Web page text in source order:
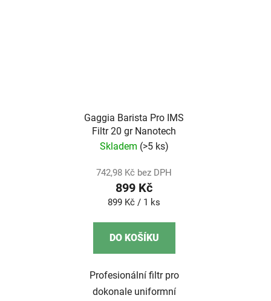
Gaggia Barista Pro IMS
Filtr 20 gr Nanotech
Skladem (>5 ks)
742,98 Kč bez DPH
899 Kč
Měrná
899 Kč / 1 ks
DO KOŠÍKU
Profesionální filtr pro
dokonale uniformní